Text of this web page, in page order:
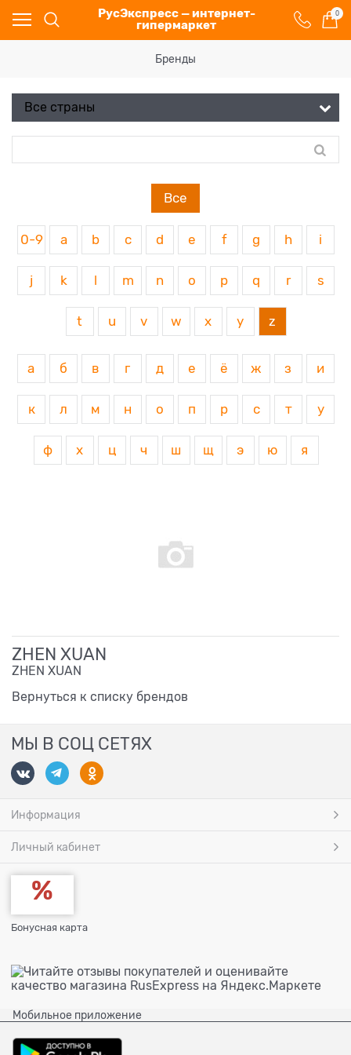
РусЭкспресс — интернет-
гипермаркет
0
Бренды
Все
0-9 a b c d e f g h i
j k m n o p q r s
t u v w x y z
а б в г д е ё ж з и
к л м н о п р с т у
ф х ц ч ш щ э ю я
ZHEN XUAN
ZHEN XUAN
Вернуться к списку брендов
МЫ В СОЦ СЕТЯХ
Информация
Личный кабинет
Бонусная карта
Мобильное приложение